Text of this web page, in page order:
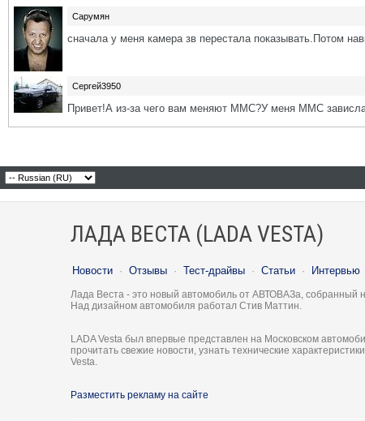
Сарумян
сначала у меня камера зв перестала показывать.Потом
Сергей3950
Привет!А из-за чего вам меняют ММС?У меня ММС
ЛАДА ВЕСТА (LADA VESTA)
Новости · Отзывы · Тест-драйвы · Статьи · Интервью
Лада Веста - это новый автомобиль от АВТОВАЗа, собранный
Над дизайном автомобиля работал Стив Маттин.
LADA Vesta был впервые представлен на Московском
прочитать свежие новости, узнать технические
Vesta.
Разместить рекламу на сайте